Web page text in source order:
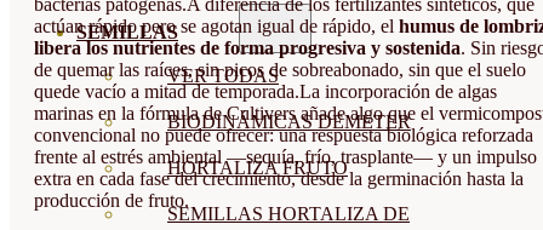
SEMILLAS
VER TODAS
BIODINÁMICAS DEMETER
HORTALIZA FRUTO
SEMILLAS HORTALIZA DE
bacterias patógenas.A diferencia de los fertilizantes sintéticos, que
actúan rápido pero se agotan igual de rápido, el humus de
libera los nutrientes de forma progresiva y sostenida. Sin
de quemar las raíces, sin picos de sobreabonado, sin que el suelo
quede vacío a mitad de temporada.La incorporación de algas
marinas en la fórmula de Cultivers añade algo que el
convencional no puede ofrecer: una respuesta biológica reforzada
frente al estrés ambiental —sequía, frío, trasplante— y un impulso
extra en cada fase del crecimiento, desde la germinación hasta la
producción de fruto.